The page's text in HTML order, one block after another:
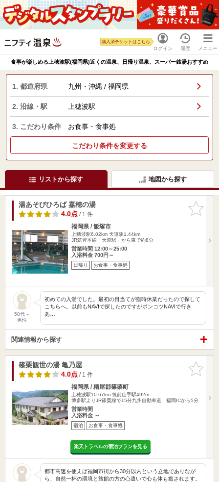
ログイン
購入済チケットはこちら
履歴 メニュー
食事が楽しめる上穂波駅(福岡県)近くの温泉、日帰り温泉、スーパー銭湯おすすめ
1. 都道府県 九州・沖縄 / 福岡県
2. 沿線・駅 上穂波駅
3. こだわり条件 お食事・食事処
こだわり条件を変更する
リストから探す 地図から探す
お気に入
りに追加
湯あそびひろば 嘉穂の湯
4.0点/ 1 件
福岡県 / 飯塚市
上穂波駅6.02km 天道駅1.44km
JR筑豊本線「天道駅」から車で約8分
営業時間 12:00～25:00
入浴料金 700円～
日帰り お食事・食事処
50代～
男性
初めての入湯でした。最初の目当てが臨時休業だったので探して
こちらへ。以前もNAVIで探したのですがポンコツNAVIで行き
あ…
関連情報から探す
お気に入
りに追加
篠栗観世の湯 亀乃屋
4.0点/ 1 件
福岡県 / 糟屋郡篠栗町
上穂波駅10.67km 筑前山手駅492m
博多駅よりJR篠粟線で15分九州自動車道 福岡ICから5分
営業時間
入浴料金 ～
宿泊 お食事・食事処
楽天トラベルの宿泊プランを見る
都市高速を使えば福岡市街から30分以内という立地でありなが
ら、自然一杯の環境と旅館の方の心遣いで心も体も癒されます。